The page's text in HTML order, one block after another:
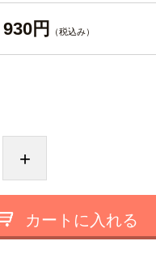
930円 （税込み）
+
カートに入れる